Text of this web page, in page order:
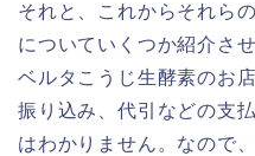
それと、これからそれら
についていくつか紹介さ
ベルタこうじ生酵素のお
振り込み、代引などの支
はわかりません。なので